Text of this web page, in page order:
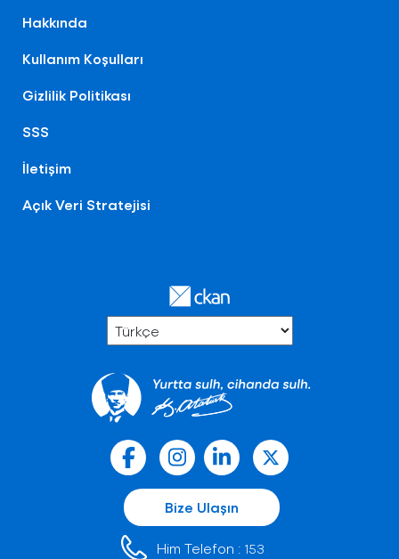
Hakkında
Kullanım Koşulları
Gizlilik Politikası
SSS
İletişim
Açık Veri Stratejisi
Bize Ulaşın
Him Telefon : 153